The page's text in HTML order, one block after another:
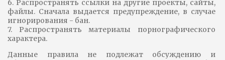
6. Распространять ссылки на другие проекты, сайты,
файлы. Сначала выдается предупреждение, в случае
игнорирования - бан.
7. Распространять материалы порнографического
характера.
Данные правила не подлежат обсуждению и